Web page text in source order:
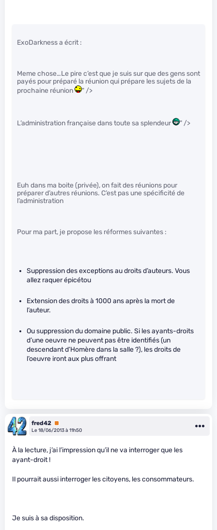
ExoDarkness a écrit :
Meme chose…Le pire c’est que je suis sur que des gens sont
payés pour préparé la réunion qui prépare les sujets de la
prochaine réunion
" />
L’administration française dans toute sa splendeur " />
Euh dans ma boite (privée), on fait des réunions pour
préparer d’autres réunions. C’est pas une spécificité de
l’administration
Pour ma part, je propose les réformes suivantes :
Suppression des exceptions au droits d’auteurs. Vous
allez raquer épicétou
Extension des droits à 1000 ans après la mort de
l’auteur.
Ou suppression du domaine public. Si les ayants-droits
d’une oeuvre ne peuvent pas être identifiés (un
descendant d’Homère dans la salle ?), les droits de
l’oeuvre iront aux plus offrant
fred42 Premium
Le 18/06/2013 à 11h50
À la lecture, j’ai l’impression qu’il ne va interroger que les
ayant-droit !
Il pourrait aussi interroger les citoyens, les consommateurs.
Je suis à sa disposition.